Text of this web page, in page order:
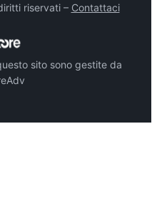
riservati – Contattaci
sito sono gestite da